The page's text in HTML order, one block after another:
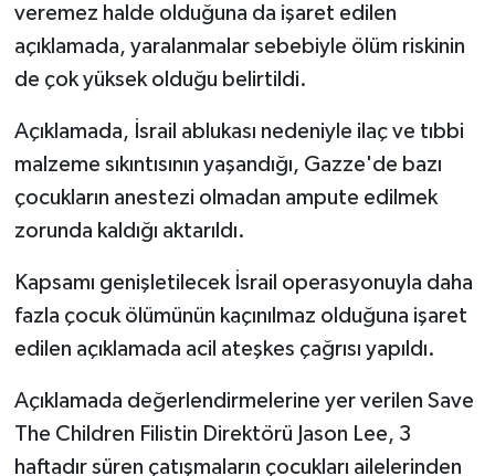
veremez halde olduğuna da işaret edilen
açıklamada, yaralanmalar sebebiyle ölüm riskinin
de çok yüksek olduğu belirtildi.
Açıklamada, İsrail ablukası nedeniyle ilaç ve tıbbi
malzeme sıkıntısının yaşandığı, Gazze'de bazı
çocukların anestezi olmadan ampute edilmek
zorunda kaldığı aktarıldı.
Kapsamı genişletilecek İsrail operasyonuyla daha
fazla çocuk ölümünün kaçınılmaz olduğuna işaret
edilen açıklamada acil ateşkes çağrısı yapıldı.
Açıklamada değerlendirmelerine yer verilen Save
The Children Filistin Direktörü Jason Lee, 3
haftadır süren çatışmaların çocukları ailelerinden